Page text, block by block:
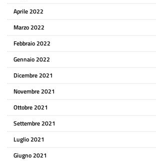
Aprile 2022
Marzo 2022
Febbraio 2022
Gennaio 2022
Dicembre 2021
Novembre 2021
Ottobre 2021
Settembre 2021
Luglio 2021
Giugno 2021